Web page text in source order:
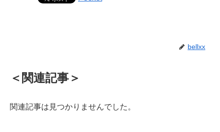
bellxx
＜関連記事＞
関連記事は見つかりませんでした。